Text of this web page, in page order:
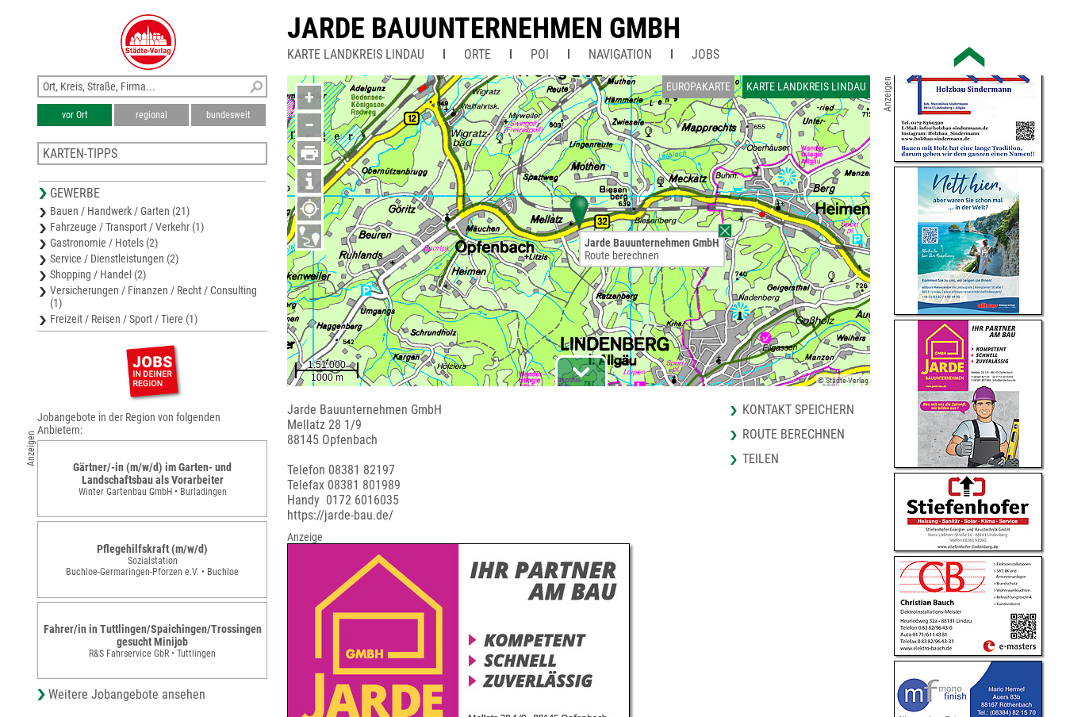
JARDE BAUUNTERNEHMEN GMBH
KARTE LANDKREIS LINDAU ORTE POI NAVIGATION JOBS
EUROPAKARTE KARTE LANDKREIS LINDAU
+
−
© Städte-Verlag
Jarde Bauunternehmen GmbH
Route berechnen
Jarde Bauunternehmen GmbH
Mellatz 28 1/9
88145 Opfenbach
Telefon 08381 82197
Telefax 08381 801989
Handy 0172 6016035
https://jarde-bau.de/
KONTAKT SPEICHERN
ROUTE BERECHNEN
TEILEN
Anzeige
vor Ort regional bundesweit
KARTEN-TIPPS
Stadtplan Wangen (Allgäu)
Stadtplan Argenbühl
Stadtplan Kißlegg
Stadtplan Isny (Allgäu)
GEWERBE
Bauen / Handwerk / Garten (21)
Fahrzeuge / Transport / Verkehr (1)
Gastronomie / Hotels (2)
Service / Dienstleistungen (2)
Shopping / Handel (2)
Versicherungen / Finanzen / Recht / Consulting
(1)
Freizeit / Reisen / Sport / Tiere (1)
Anzeigen
Jobangebote in der Region von folgenden
Anbietern:
Gärtner/-in (m/w/d) im Garten- und
Landschaftsbau als Vorarbeiter
Winter Gartenbau GmbH • Burladingen
Pflegehilfskraft (m/w/d)
Sozialstation
Buchloe-Germaringen-Pforzen e.V. • Buchloe
Fahrer/in in Tuttlingen/Spaichingen/Trossingen
gesucht Minijob
R&S Fahrservice GbR • Tuttlingen
Weitere Jobangebote ansehen
Anzeigen